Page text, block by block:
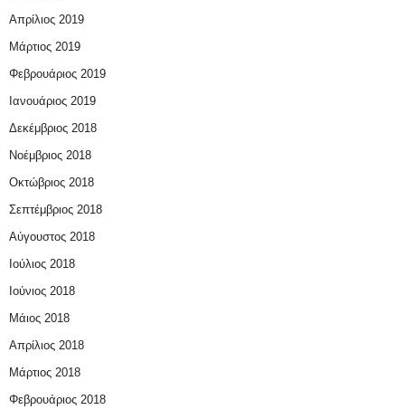
Απρίλιος 2019
Μάρτιος 2019
Φεβρουάριος 2019
Ιανουάριος 2019
Δεκέμβριος 2018
Νοέμβριος 2018
Οκτώβριος 2018
Σεπτέμβριος 2018
Αύγουστος 2018
Ιούλιος 2018
Ιούνιος 2018
Μάιος 2018
Απρίλιος 2018
Μάρτιος 2018
Φεβρουάριος 2018